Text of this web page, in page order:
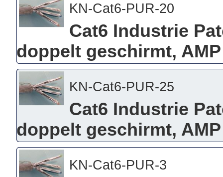
KN-Cat6-PUR-20
Cat6 Industrie
doppelt geschirmt,
KN-Cat6-PUR-25
Cat6 Industrie
doppelt geschirmt,
KN-Cat6-PUR-3